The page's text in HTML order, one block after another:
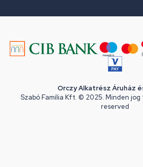
Orczy Alkatrész Áruház
Szabó Família Kft. © 2025. Minden
reserved